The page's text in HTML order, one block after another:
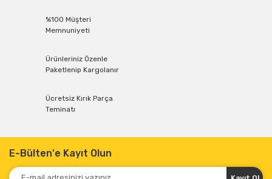
%100 Müşteri
Memnuniyeti
Ürünleriniz Özenle
Paketlenip Kargolanır
Ücretsiz Kırık Parça
Teminatı
E-Bülten'e Kayıt Olun